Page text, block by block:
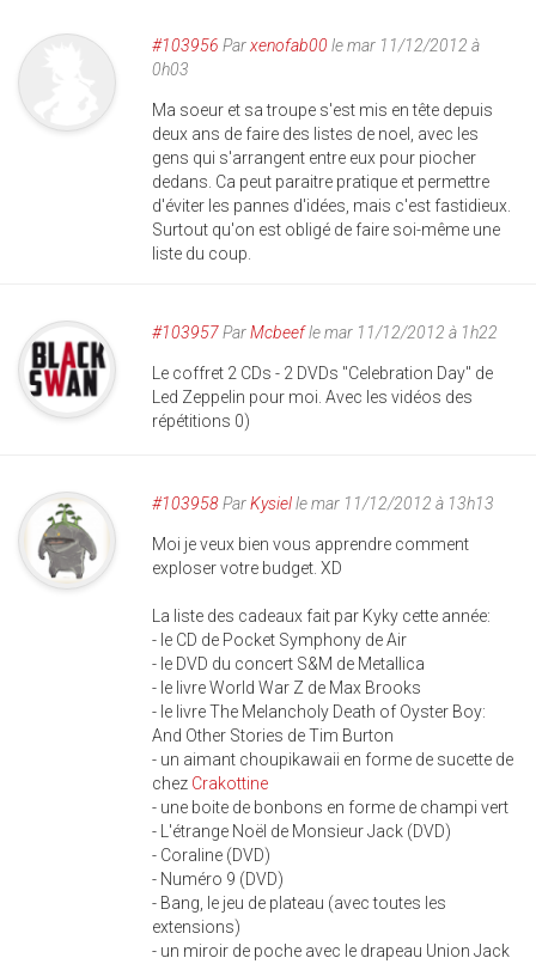
#103956 Parxenofab00 le mar 11/12/2012 à
0h03
Ma soeur et sa troupe s'est mis en tête depuis
deux ans de faire des listes de noel, avec les
gens qui s'arrangent entre eux pour piocher
dedans. Ca peut paraitre pratique et permettre
d'éviter les pannes d'idées, mais c'est fastidieux.
Surtout qu'on est obligé de faire soi-même une
liste du coup.
#103957ParMcbeefle mar 11/12/2012 à 1h22
Le coffret 2 CDs - 2 DVDs "Celebration Day" de
Led Zeppelin pour moi. Avec les vidéos des
répétitions 0)
#103958ParKysielle mar 11/12/2012 à 13h13
Moi je veux bien vous apprendre comment
exploser votre budget. XD
La liste des cadeaux fait par Kyky cette année:
- le CD de Pocket Symphony de Air
- le DVD du concert S&M de Metallica
- le livre World War Z de Max Brooks
- le livre The Melancholy Death of Oyster Boy:
And Other Stories de Tim Burton
- un aimant choupikawaii en forme de sucette de
chez Crakottine
- une boite de bonbons en forme de champi vert
- L'étrange Noël de Monsieur Jack (DVD)
- Coraline (DVD)
- Numéro 9 (DVD)
- Bang, le jeu de plateau (avec toutes les
extensions)
- un miroir de poche avec le drapeau Union Jack